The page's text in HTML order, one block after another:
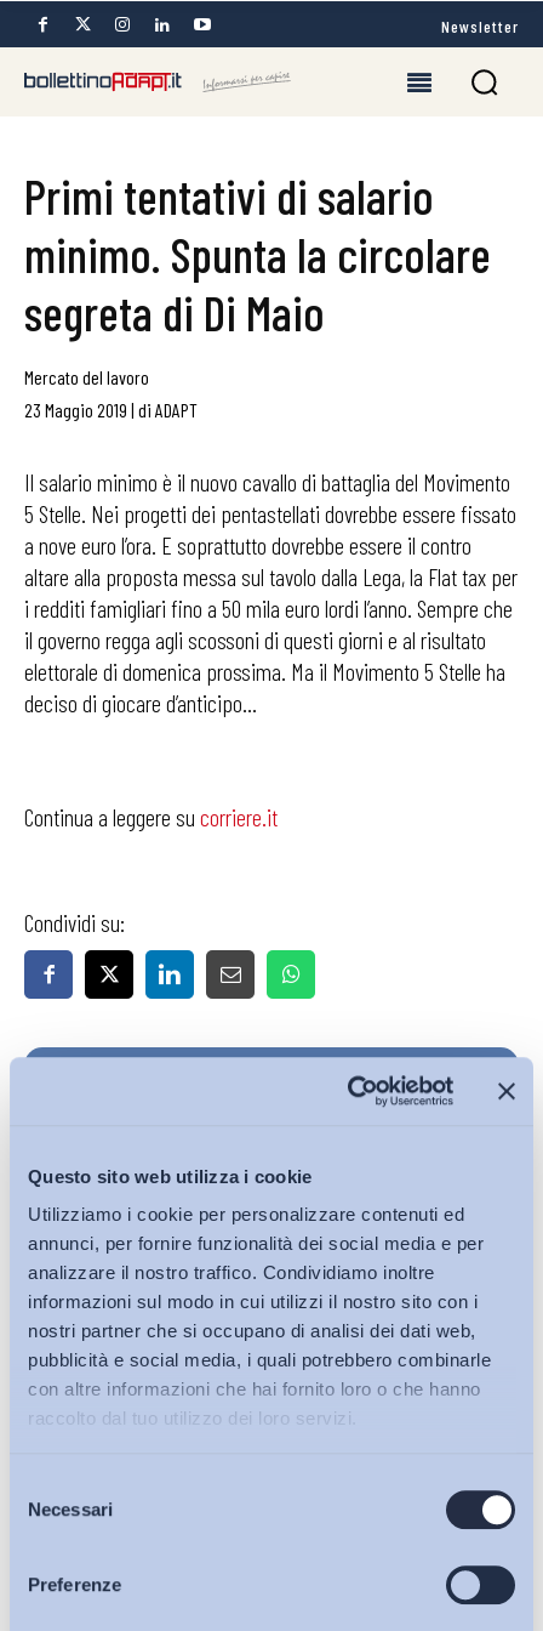
Questo sito web utilizza i cookie
Utilizziamo i cookie per personalizzare contenuti ed
annunci, per fornire funzionalità dei social media e per
analizzare il nostro traffico. Condividiamo inoltre
informazioni sul modo in cui utilizzi il nostro sito con i
nostri partner che si occupano di analisi dei dati web,
pubblicità e social media, i quali potrebbero combinarle
con altre informazioni che hai fornito loro o che hanno
raccolto dal tuo utilizzo dei loro servizi.
delNecessari
Preferenze
Bollettini ADAPT
Articoli
Newsletter
Primi tentativi di salario
minimo. Spunta la circolare
segreta di Di Maio
Mercato del lavoro
23 Maggio 2019 | di ADAPT
Il salario minimo è il nuovo cavallo di battaglia del Movimento
5 Stelle. Nei progetti dei pentastellati dovrebbe essere fissato
a nove euro l’ora. E soprattutto dovrebbe essere il contro
altare alla proposta messa sul tavolo dalla Lega, la Flat tax per
i redditi famigliari fino a 50 mila euro lordi l’anno. Sempre che
il governo regga agli scossoni di questi giorni e al risultato
elettorale di domenica prossima. Ma il Movimento 5 Stelle ha
deciso di giocare d’anticipo…
Continua a leggere su corriere.it
Condividi su:
Iscriviti alla Newsletter